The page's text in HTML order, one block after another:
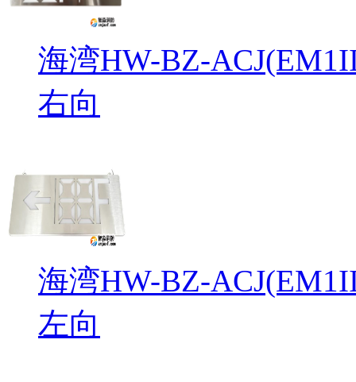
海湾HW-BZ-
右向
海湾HW-BZ-
左向